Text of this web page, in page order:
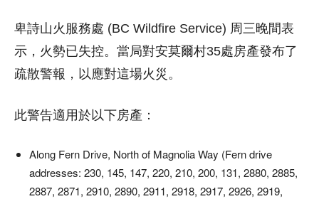
卑詩山火服務處 (BC Wildfire Service) 周三晚間表
示，火勢已失控。當局對安莫爾村35處房產發布了
疏散警報，以應對這場火災。
此警告適用於以下房產：
Along Fern Drive, North of Magnolia Way (Fern drive
addresses: 230, 145, 147, 220, 210, 200, 131, 2880, 2885,
2887, 2871, 2910, 2890, 2911, 2918, 2917, 2926, 2919,